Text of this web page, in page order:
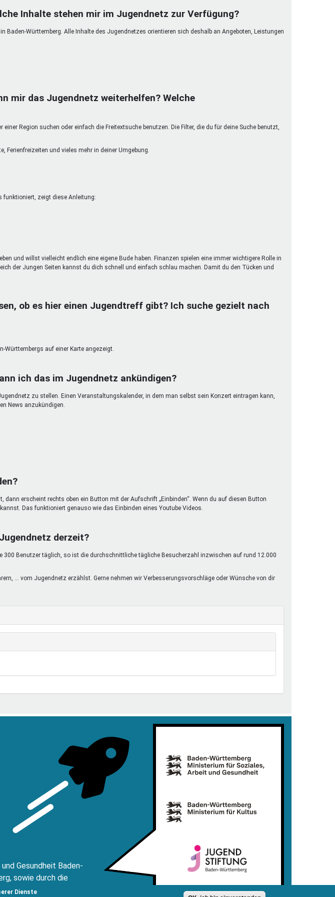
Dienste
(SMV)
im Kultusportal
Vielfaltcoach
Jugendarbeitsnetz
Inhalte stehen mir im Jugendnetz zur Verfügung?
Württemberg. Alle Inhalte des Jugendnetzes orientieren sich deshalb an Angeboten, Leistungen
mir das Jugendnetz weiterhelfen? Welche
Region suchen oder einfach die Freitextsuche benutzen. Die Filter, die du für deine Suche benutzt,
Ferienfreizeiten und vieles mehr in deiner Umgebung.
funktioniert, zeigt diese Anleitung:
und willst vielleicht endlich eine eigene Bude haben. Finanzen spielen eine immer wichtigere Rolle in
der Jungen Seiten kannst du dich schnell und einfach schlau machen. Damit du den Tücken und
ob es hier einen Jugendtreff gibt? Ich suche gezielt nach
Württembergs auf einer Karte angezeigt.
ich das im Jugendnetz ankündigen?
zu stellen. Einen Veranstaltungskalender, in dem man selbst sein Konzert eintragen kann,
News anzukündigen.
erscheint rechts oben ein Button mit der Aufschrift „Einbinden“. Wenn du auf diesen Button
Das funktioniert genauso wie das Einbinden eines Youtube Videos.
derzeit?
Benutzer täglich, so ist die durchschnittliche tägliche Besucherzahl inzwischen auf rund 12.000
... vom Jugendnetz erzählst. Gerne nehmen wir Verbesserungsvorschläge oder Wünsche von dir
Gesundheit Baden-
sowie durch die